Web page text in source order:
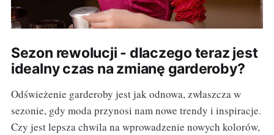
Sezon rewolucji - dlaczego teraz jest
idealny czas na zmianę garderoby?
Odświeżenie garderoby jest jak odnowa, zwłaszcza w
sezonie, gdy moda przynosi nam nowe trendy i inspiracje.
Czy jest lepsza chwila na wprowadzenie nowych kolorów,